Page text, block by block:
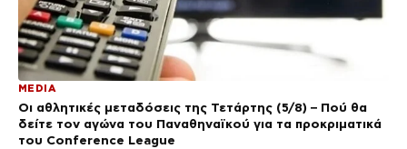
MEDIA
Οι αθλητικές μεταδόσεις της Τετάρτης (5/8) – Πού θα
δείτε τον αγώνα του Παναθηναϊκού για τα προκριματικά
του Conference League